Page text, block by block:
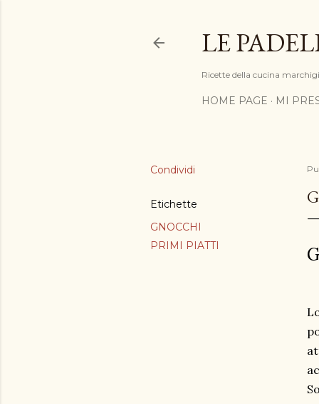
LE
Ricette della cucina
HOME PAGE MI
Condividi
Etichette
GNOCCHI
PRIMI PIATTI